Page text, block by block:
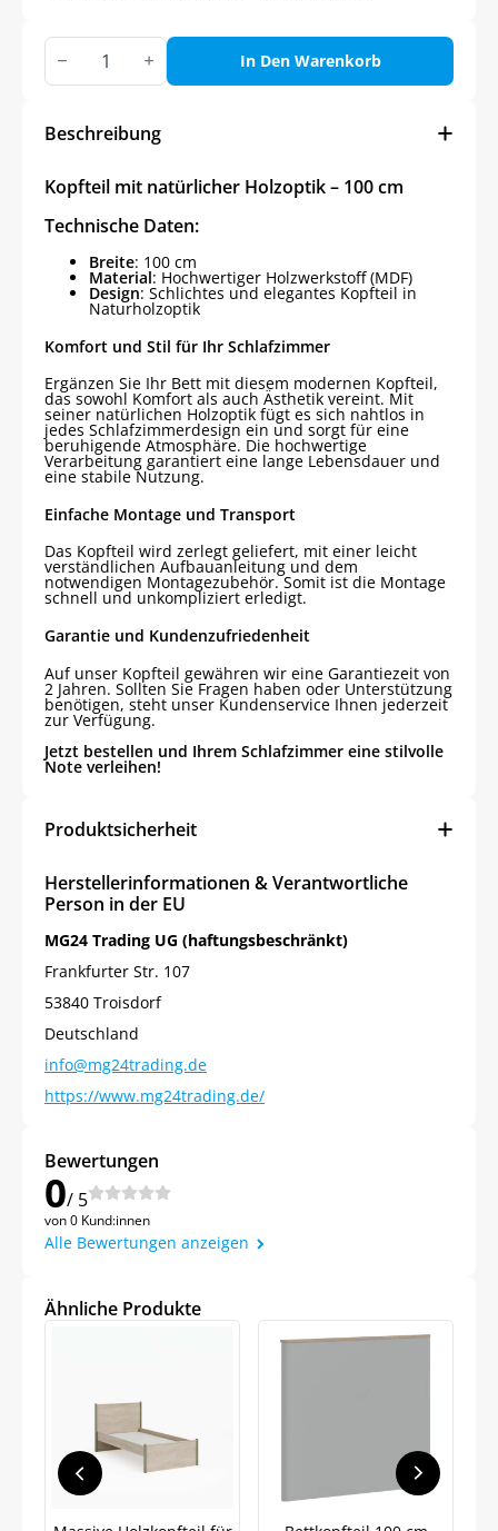
Kopfteil
mit
natürlicher
100
In Den Warenkorb
Beschreibung
Kopfteil mit natürlicher Holzoptik – 100 cm
Technische Daten:
Breite: 100 cm
Material: Hochwertiger Holzwerkstoff (MDF)
Design: Schlichtes und elegantes Kopfteil in
Naturholzoptik
Komfort und Stil für Ihr Schlafzimmer
Ergänzen Sie Ihr Bett mit diesem modernen Kopfteil,
das sowohl Komfort als auch Ästhetik vereint. Mit
seiner natürlichen Holzoptik fügt es sich nahtlos in
jedes Schlafzimmerdesign ein und sorgt für eine
beruhigende Atmosphäre. Die hochwertige
Verarbeitung garantiert eine lange Lebensdauer und
eine stabile Nutzung.
Einfache Montage und Transport
Das Kopfteil wird zerlegt geliefert, mit einer leicht
verständlichen Aufbauanleitung und dem
notwendigen Montagezubehör. Somit ist die Montage
schnell und unkompliziert erledigt.
Garantie und Kundenzufriedenheit
Auf unser Kopfteil gewähren wir eine Garantiezeit von
2 Jahren. Sollten Sie Fragen haben oder Unterstützung
benötigen, steht unser Kundenservice Ihnen jederzeit
zur Verfügung.
Jetzt bestellen und Ihrem Schlafzimmer eine stilvolle
Note verleihen!
Produktsicherheit
Herstellerinformationen & Verantwortliche
Person in der EU
MG24 Trading UG (haftungsbeschränkt)
Frankfurter Str. 107
53840 Troisdorf
Deutschland
info@mg24trading.de
https://www.mg24trading.de/
Bewertungen
0/ 5
von 0 Kund:innen
Alle Bewertungen anzeigen
Ähnliche Produkte
Jetzt